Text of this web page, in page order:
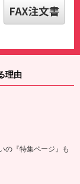
理由
の『特集ページ』も